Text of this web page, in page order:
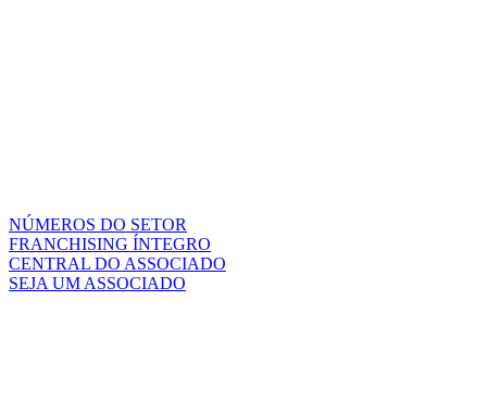
NÚMEROS DO SETOR
FRANCHISING ÍNTEGRO
CENTRAL DO ASSOCIADO
SEJA UM ASSOCIADO